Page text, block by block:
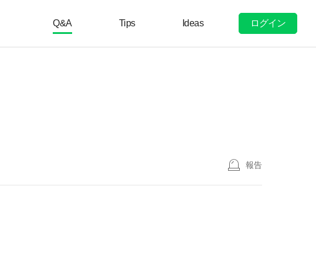
Q&A Tips Ideas ログイン
報告